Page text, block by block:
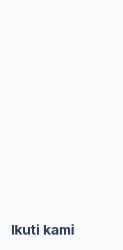
Ikuti kami